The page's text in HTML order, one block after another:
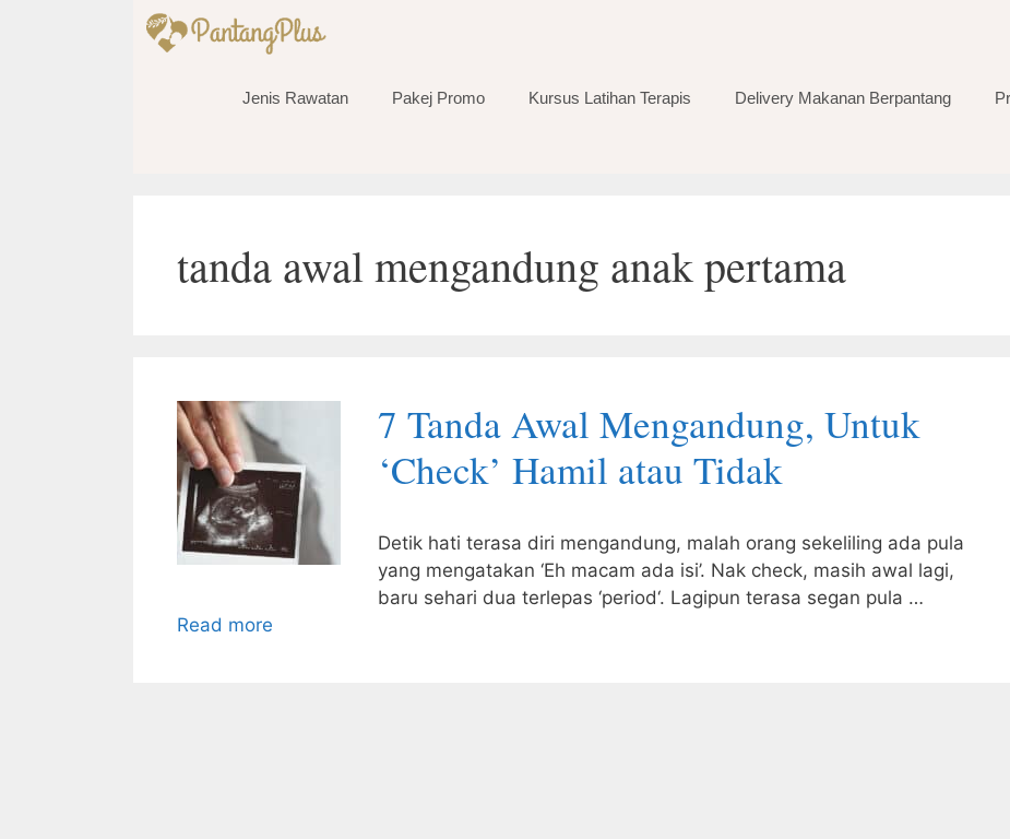
Jenis Rawatan Pakej Promo Kursus Latihan Terapis Delivery Makanan Berpantang
tanda awal mengandung anak pertama
7 Tanda Awal Mengandung, Untuk
‘Check’ Hamil atau Tidak
Detik hati terasa diri mengandung, malah orang sekeliling ada pula
yang mengatakan ‘Eh macam ada isi’. Nak check, masih awal lagi,
baru sehari dua terlepas ‘period‘. Lagipun terasa segan pula …
Read more